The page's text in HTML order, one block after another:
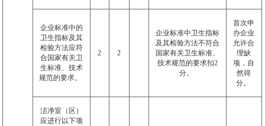
企业标准中的
卫生指标及其
检验方法应符
合国家有关卫
生标准、技术
规范的要求。
2 2
企业标准中卫生指标
及其检验方法不符合
国家有关卫生标准、
技术规范的要求扣2
分。
首次申
办企业
允许合
理缺
项，自
然得
分。
洁净室（区）
应进行以下项